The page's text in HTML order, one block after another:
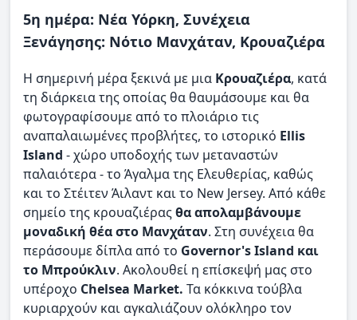
5η ημέρα: Νέα Υόρκη, Συνέχεια
Ξενάγησης: Νότιο Μανχάταν, Κρουαζιέρα
H σημερινή μέρα ξεκινά µε μια Κρουαζιέρα, κατά
τη διάρκεια της οποίας θα θαυμάσουμε και θα
φωτογραφίσουμε από το πλοιάριο τις
αναπαλαιωμένες προβλήτες, το ιστορικό Ellis
Island - χώρο υποδοχής των μεταναστών
παλαιότερα - το Άγαλμα της Ελευθερίας, καθώς
και το Στέιτεν Άιλαντ και το New Jersey. Από κάθε
σημείο της κρουαζιέραςθα απολαμβάνουμε
μοναδική θέα στο Μανχάταν. Στη συνέχεια θα
περάσουμε δίπλα από το Governor's Island και
το Μπρούκλιν. Ακολουθεί η επίσκεψή μας στο
υπέροχο Chelsea Market. Τα κόκκινα τούβλα
κυριαρχούν και αγκαλιάζουν ολόκληρο τον